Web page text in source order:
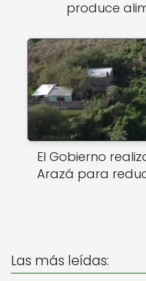
produce
El Gobierno
Arazá para
Las más leídas: